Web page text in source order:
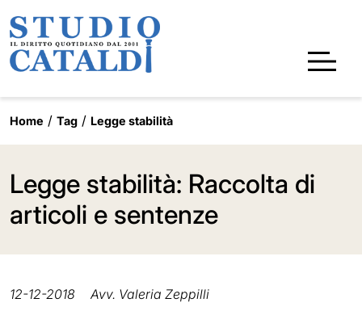
Home Tag Legge stabilità
Legge stabilità: Raccolta di
articoli e sentenze
12-12-2018 Avv. Valeria Zeppilli